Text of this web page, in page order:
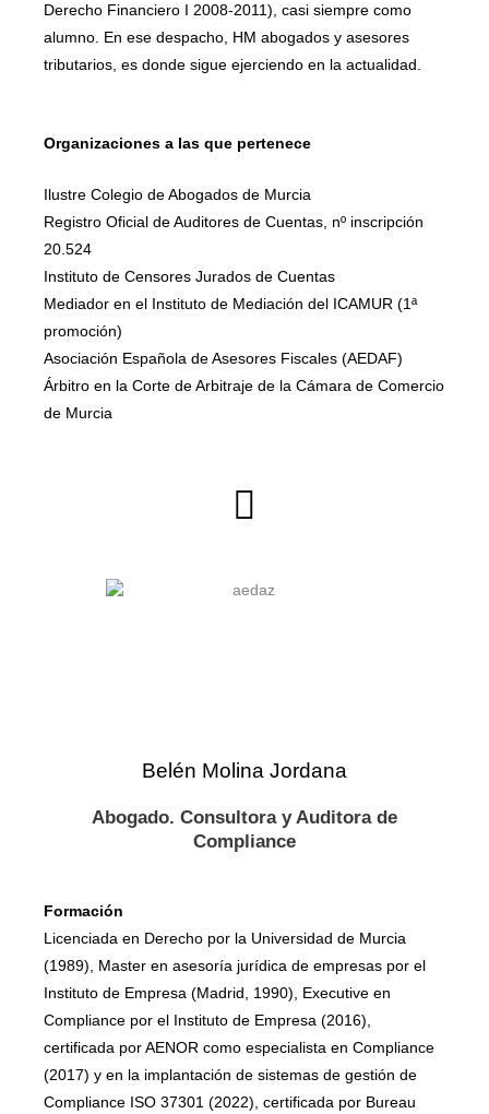
Derecho Financiero I 2008-2011), casi siempre como
alumno. En ese despacho, HM abogados y asesores
tributarios, es donde sigue ejerciendo en la actualidad.
Organizaciones a las que pertenece
Ilustre Colegio de Abogados de Murcia
Registro Oficial de Auditores de Cuentas, nº inscripción
20.524
Instituto de Censores Jurados de Cuentas
Mediador en el Instituto de Mediación del ICAMUR (1ª
promoción)
Asociación Española de Asesores Fiscales (AEDAF)
Árbitro en la Corte de Arbitraje de la Cámara de Comercio
de Murcia
i
k
Belén Molina Jordana
Abogado. Consultora y Auditora de
Compliance
Formación
Licenciada en Derecho por la Universidad de Murcia
(1989), Master en asesoría jurídica de empresas por el
Instituto de Empresa (Madrid, 1990), Executive en
Compliance por el Instituto de Empresa (2016),
certificada por AENOR como especialista en Compliance
(2017) y en la implantación de sistemas de gestión de
Compliance ISO 37301 (2022), certificada por Bureau